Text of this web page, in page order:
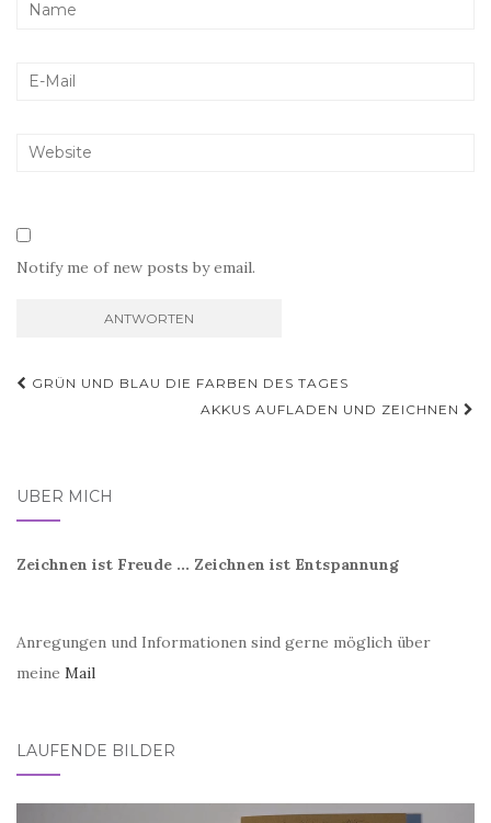
Notify me of new posts by email.
Beitragsnavigation
GRÜN UND BLAU DIE FARBEN DES TAGES
AKKUS AUFLADEN UND ZEICHNEN
ÜBER MICH
Zeichnen ist Freude ... Zeichnen ist Entspannung
Anregungen und Informationen sind gerne möglich über
meine Mail
LAUFENDE BILDER